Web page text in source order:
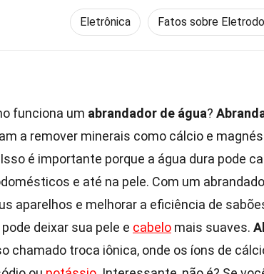
Eletrônica Fatos sobre
funciona um abrandador de água?
a remover minerais como cálcio e
é importante porque a água dura pode
e até na pele. Com um
aparelhos e melhorar a eficiência de
deixar sua pele e cabelo mais suaves.
chamado troca iônica, onde os íons de